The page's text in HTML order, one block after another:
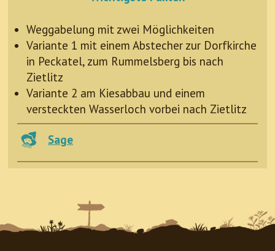
Weggabelung mit zwei Möglichkeiten
Variante 1 mit einem Abstecher zur Dorfkirche
in Peckatel, zum Rummelsberg bis nach
Zietlitz
Variante 2 am Kiesabbau und einem
versteckten Wasserloch vorbei nach Zietlitz
Sage